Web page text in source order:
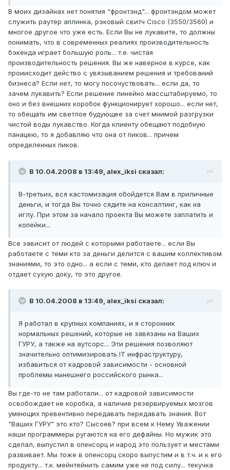
В моих дизайнах нет понятия "фронтэнд"... фронтэндом может
служить раутер аплинка, рэковый свитч Cisco (3550/3560) и
многое другое что уже есть. Если Вы не лукавите, то должны
понимать, что в современных реалиях производительность
бэкенда играет большую роль... т.е. чистая
производительность решения. Вы же наверное в курсе, как
проиисходит действо с увязыванием решения и требований
бизнеса? Если нет, то могу посочуствовать... если да, то
зачем лукавить? Если решение линейно массштабируемо, то
оно и без внешних коробок функционирует хорошо... если нет,
то обещать им светлое будующее за счет мнимой разгрузки
чистой воды лукавство. Когда клиенту обещают подобную
панацею, то я добавляю что она от пиков... причем
определенных пиков.
В 10.04.2008 в 13:49, alex_iksi сказал:
В-третьих, вся кастомизация обойдется Вам в приличные
деньги, и тогда Вы точно сядите на консалтинг, как на
иглу. При этом за начало проекта Вы можете заплатить и
копейки...
Все зависит от людей с которыми работаете... если Вы
работаете с теми кто за деньги делится с вашим коллективом
знаниями, то это одно... а если с теми, кто делает под ключ и
отдает сухую доку, то это другое.
В 10.04.2008 в 13:49, alex_iksi сказал:
Я работал в крупных компаниях, и я сторонник
нормальных решений, которые не завязаны на Ваших
ГУРУ, а также на аутсорс... Эти решения позволяют
значительно оптимизировать IT инфраструктуру,
избавиться от кадровой зависимости - основной
проблемы нынешнего российского рынка...
Вы где-то не там работали... от кадровой зависимости
освобождает не коробка, а наличие резервируемых мозгов
умеющих превентивно передавать передавать знания. Вот
"Ваших ГУРУ" это кто? Сысоев? при всем к Нему Уважении
наши программеры ругаются на его дефайны. Но мужик это
сделал, выпустил в опенсорц и народ это пользует и местами
развивает. Мы тоже в опенсорц скоро выпустим и в т.ч. и к его
продукту... т.к. мейнтейнить самим уже не под силу... текучка